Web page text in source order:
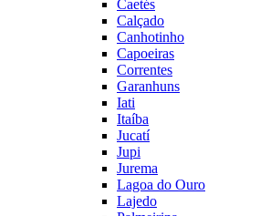
Caetés
Calçado
Canhotinho
Capoeiras
Correntes
Garanhuns
Iati
Itaíba
Jucatí
Jupi
Jurema
Lagoa do Ouro
Lajedo